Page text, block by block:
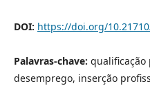
DOI: https://doi.org/
Palavras-chave: qualificação
desemprego, inserção